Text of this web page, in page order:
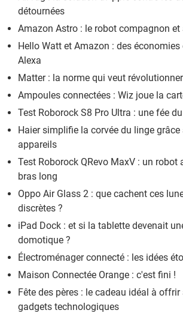
détournées
Amazon Astro : le robot compagnon et
Hello Watt et Amazon : des économies
Alexa
Matter : la norme qui veut
Ampoules connectées : Wiz joue la
Test Roborock S8 Pro Ultra : une fée
Haier simplifie la corvée du linge grâce
appareils
Test Roborock QRevo MaxV : un robot
bras long
Oppo Air Glass 2 : que cachent ces
discrètes ?
iPad Dock : et si la tablette devenait
domotique ?
Électroménager connecté : les idées
Maison Connectée Orange : c'est fini !
Fête des pères : le cadeau idéal à
gadgets technologiques